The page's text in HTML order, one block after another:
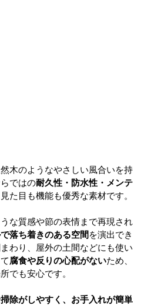
木のようなやさしい風合いを持
ではの耐久性・防水性・メンテ
た目も機能も優秀な素材です。
な質感や節の表情まで再現され
落ち着きのある空間 を演出でき
わり、屋外の土間などにも使い
腐食や反りの心配がないため、
でも安心です。
掃除がしやすく、お手入れが簡単